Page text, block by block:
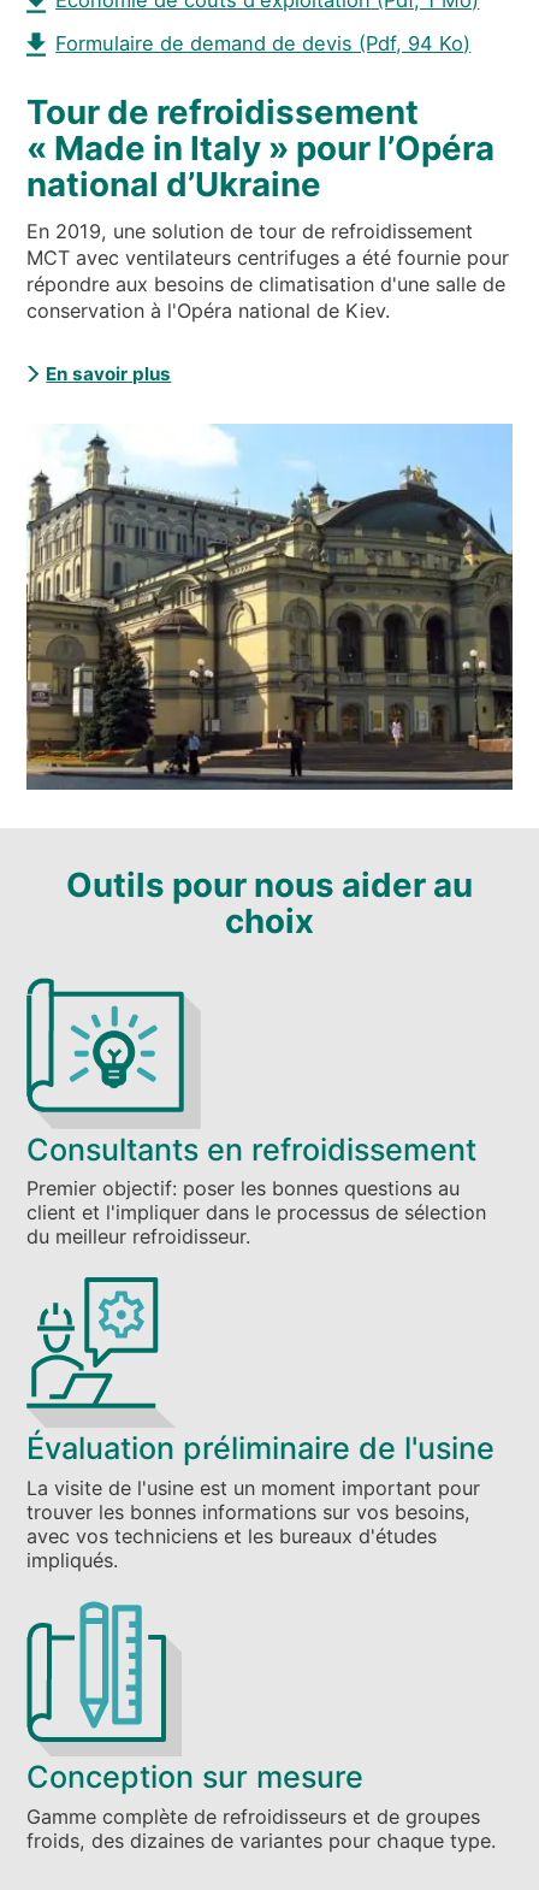
Formulaire de demand de devis (Pdf, 94 Ko)
Tour de refroidissement
« Made in Italy » pour l’Opéra
national d’Ukraine
En 2019, une solution de tour de refroidissement
MCT avec ventilateurs centrifuges a été fournie pour
répondre aux besoins de climatisation d'une salle de
conservation à l'Opéra national de Kiev.
En savoir plus
Outils pour nous aider au
choix
Consultants en refroidissement
Premier objectif: poser les bonnes questions au
client et l'impliquer dans le processus de sélection
du meilleur refroidisseur.
Évaluation préliminaire de l'usine
La visite de l'usine est un moment important pour
trouver les bonnes informations sur vos besoins,
avec vos techniciens et les bureaux d'études
impliqués.
Conception sur mesure
Gamme complète de refroidisseurs et de groupes
froids, des dizaines de variantes pour chaque type.